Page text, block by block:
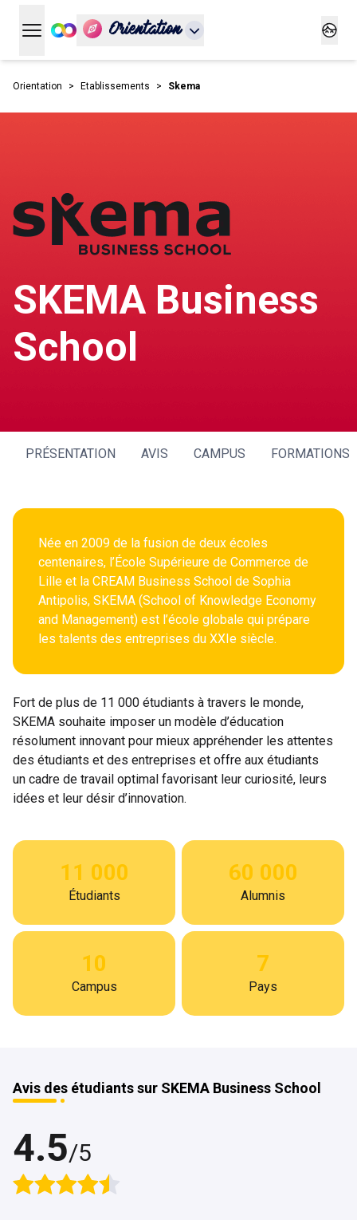
Ouvrir le menu principal
Orientation
Orientation Etablissements Skema
SKEMA Business
School
PRÉSENTATION AVIS CAMPUS FORMATIONS
Née en 2009 de la fusion de deux écoles
centenaires, l’École Supérieure de Commerce de
Lille et la CREAM Business School de Sophia
Antipolis, SKEMA (School of Knowledge Economy
and Management) est l’école globale qui prépare
Fort de plus de 11 000 étudiants à travers le monde,
SKEMA souhaite imposer un modèle d’éducation
résolument innovant pour mieux appréhender les attentes
des étudiants et des entreprises et offre aux étudiants
un cadre de travail optimal favorisant leur curiosité, leurs
idées et leur désir d’innovation.
11 000
Étudiants
60 000
Alumnis
10
Campus
7
Pays
Avis des étudiants sur SKEMA Business School
4.5/5